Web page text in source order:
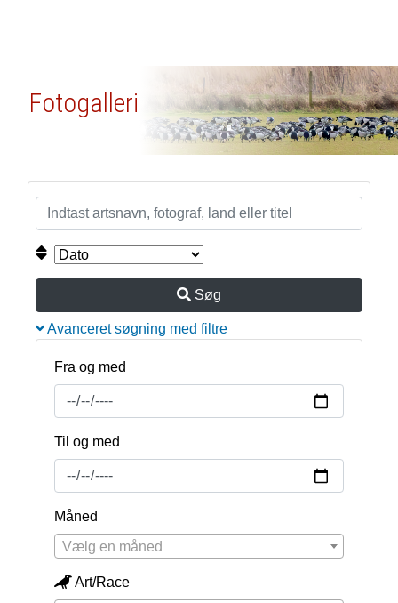
Fotogalleri
Søg
Avanceret søgning med filtre
Fra og med
Til og med
Måned
Vælg en måned
Art/Race